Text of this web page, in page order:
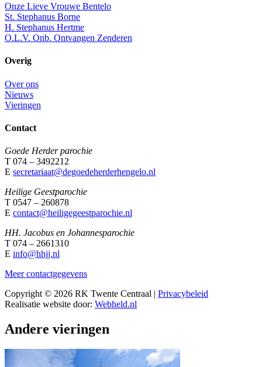
Onze Lieve Vrouwe Bentelo
St. Stephanus Borne
H. Stephanus Hertme
O.L.V. Onb. Ontvangen Zenderen
Overig
Over ons
Nieuws
Vieringen
Contact
Goede Herder parochie
T 074 – 3492212
E secretariaat@degoedeherderhengelo.nl
Heilige Geestparochie
T 0547 – 260878
E contact@heiligegeestparochie.nl
HH. Jacobus en Johannesparochie
T 074 – 2661310
E info@hhjj.nl
Meer contactgegevens
Copyright © 2026 RK Twente Centraal | Privacybeleid
Realisatie website door: Webheld.nl
Andere vieringen